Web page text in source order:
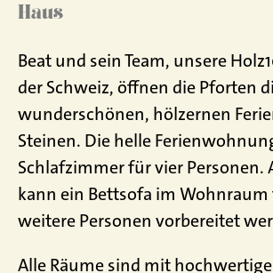
Haus
Beat und sein Team, unsere
der Schweiz, öffnen die Pforten
wunderschönen, hölzernen
Steinen. Die helle
Schlafzimmer für vier Personen.
kann ein Bettsofa im
weitere Personen vorbereitet
Alle Räume sind mit